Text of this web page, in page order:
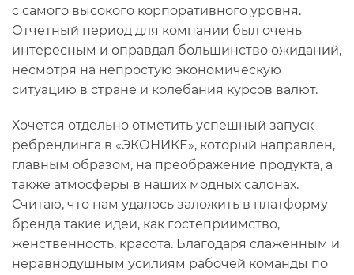
с самого высокого корпоративного уровня.
Отчетный период для компании был очень
интересным и оправдал большинство ожиданий,
несмотря на непростую экономическую
ситуацию в стране и колебания курсов валют.
Хочется отдельно отметить успешный запуск
ребрендинга в «ЭКОНИКЕ», который направлен,
главным образом, на преображение продукта, а
также атмосферы в наших модных салонах.
Считаю, что нам удалось заложить в платформу
бренда такие идеи, как гостеприимство,
женственность, красота. Благодаря слаженным и
неравнодушным усилиям рабочей команды по